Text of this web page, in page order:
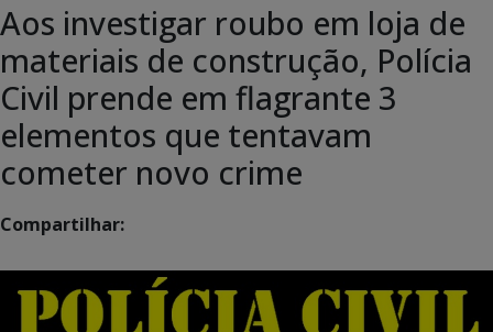
Aos investigar roubo em loja de
materiais de construção, Polícia
Civil prende em flagrante 3
elementos que tentavam
cometer novo crime
Compartilhar: